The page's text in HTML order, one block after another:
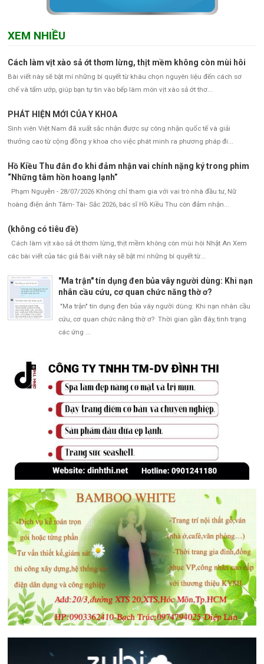
XEM NHIỀU
Cách làm vịt xào sả ớt thơm lừng, thịt mềm không còn mùi hôi
Bài viết này sẽ bật mí những bí quyết từ khâu chọn nguyên liệu đến cách sơ
chế và tẩm ướp, giúp bạn tự tin vào bếp làm món vịt xào sả ớt thơ...
PHÁT HIỆN MỚI CỦA Y KHOA
Sinh viên Việt Nam đã xuất sắc nhận được sự công nhận quốc tế và giải
thưởng cao từ cộng đồng y khoa cho việc phát minh ra phương pháp đi...
Hồ Kiều Thu đắn đo khi đảm nhận vai chính nặng ký trong phim
“Những tâm hồn hoang lạnh”
Phạm Nguyễn - 28/07/2026 Không chỉ tham gia với vai trò nhà đầu tư, Nữ
hoàng điện ảnh Tâm- Tài- Sắc 2026, bác sĩ Hồ Kiều Thu còn đảm nhận...
(không có tiêu đề)
Cách làm vịt xào sả ớt thơm lừng, thịt mềm không còn mùi hôi Nhật An Xem
các bài viết của tác giả Bài viết này sẽ bật mí những bí quyết từ...
"Ma trận" tín dụng đen bủa vây người dùng: Khi nạn
nhân cầu cứu, cơ quan chức năng thờ ơ?
"Ma trận" tín dụng đen bủa vây người dùng: Khi nạn nhân cầu
cứu, cơ quan chức năng thờ ơ? Thời gian gần đây, tình trạng
các ứng ...